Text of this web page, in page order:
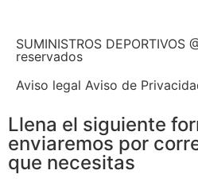
SUMINISTROS DEPORTIVOS
reservados
Aviso legal Aviso de
Llena el siguiente
enviaremos por
que necesitas